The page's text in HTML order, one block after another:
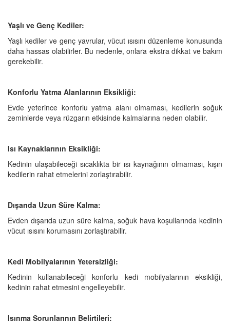
Yaşlı ve Genç Kediler:
Yaşlı kediler ve genç yavrular, vücut ısısını düzenleme konusunda
daha hassas olabilirler. Bu nedenle, onlara ekstra dikkat ve bakım
gerekebilir.
Konforlu Yatma Alanlarının Eksikliği:
Evde yeterince konforlu yatma alanı olmaması, kedilerin soğuk
zeminlerde veya rüzgarın etkisinde kalmalarına neden olabilir.
Isı Kaynaklarının Eksikliği:
Kedinin ulaşabileceği sıcaklıkta bir ısı kaynağının olmaması, kışın
kedilerin rahat etmelerini zorlaştırabilir.
Dışarıda Uzun Süre Kalma:
Evden dışarıda uzun süre kalma, soğuk hava koşullarında kedinin
vücut ısısını korumasını zorlaştırabilir.
Kedi Mobilyalarının Yetersizliği:
Kedinin kullanabileceği konforlu kedi mobilyalarının eksikliği,
kedinin rahat etmesini engelleyebilir.
Isınma Sorunlarının Belirtileri: